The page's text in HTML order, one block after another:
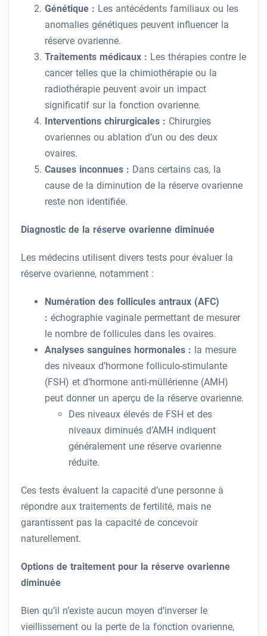
Génétique : Les antécédents familiaux ou les
anomalies génétiques peuvent influencer la
réserve ovarienne.
Traitements médicaux : Les thérapies contre le
cancer telles que la chimiothérapie ou la
radiothérapie peuvent avoir un impact
significatif sur la fonction ovarienne.
Interventions chirurgicales : Chirurgies
ovariennes ou ablation d’un ou des deux
ovaires.
Causes inconnues : Dans certains cas, la
cause de la diminution de la réserve ovarienne
reste non identifiée.
Diagnostic de la réserve ovarienne diminuée
Les médecins utilisent divers tests pour évaluer la
réserve ovarienne, notamment :
Numération des follicules antraux (AFC)
: échographie vaginale permettant de mesurer
le nombre de follicules dans les ovaires.
Analyses sanguines hormonales : la mesure
des niveaux d’hormone folliculo-stimulante
(FSH) et d’hormone anti-müllérienne (AMH)
peut donner un aperçu de la réserve ovarienne.
Des niveaux élevés de FSH et des
niveaux diminués d’AMH indiquent
généralement une réserve ovarienne
réduite.
Ces tests évaluent la capacité d’une personne à
répondre aux traitements de fertilité, mais ne
garantissent pas la capacité de concevoir
naturellement.
Options de traitement pour la réserve ovarienne
diminuée
Bien qu’il n’existe aucun moyen d’inverser le
vieillissement ou la perte de la fonction ovarienne,